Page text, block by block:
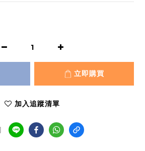
立即購買
加入追蹤清單